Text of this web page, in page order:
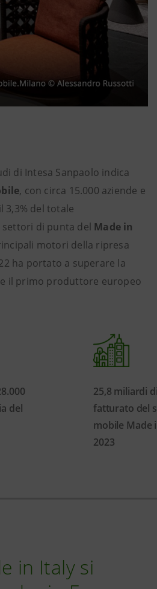
di Intesa Sanpaolo indica
, con circa 15.000 aziende e
3,3% del totale
di punta del Made in
motori della ripresa
ha portato a superare la
il primo produttore europeo
del
25,8 miliardi
fatturato del
mobile Made
2023
in Italy si